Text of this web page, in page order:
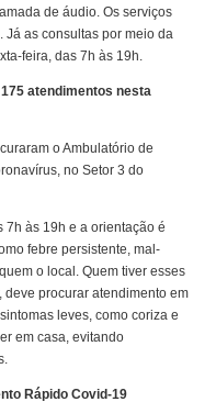
de áudio. Os serviços
Já as consultas por meio da
feira, das 7h às 19h.
atendimentos nesta
o Ambulatório de
no Setor 3 do
7h às 19h e a orientação é
febre persistente, mal-
o local. Quem tiver esses
procurar atendimento em
leves, como coriza e
em casa, evitando
Rápido Covid-19